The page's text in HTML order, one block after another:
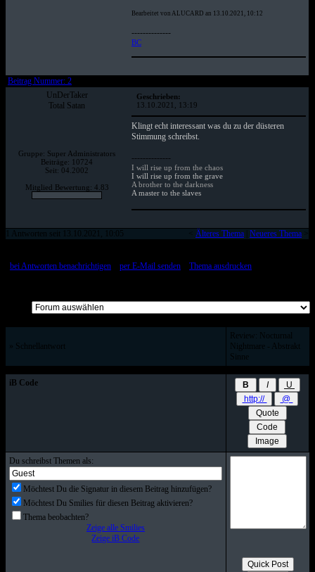
Bearbeitet von ALUCARD an 13.10.2021, 10:12
--------------
BC
Beitrag Nummer: 2
UnDerTaker
Total Satan
Gruppe: Super Administrators
Beiträge: 10724
Seit: 04.2002
Mitglied Bewertung: 4.83
Geschrieben:
13.10.2021, 13:19
Klingt echt interessant was du zu der düsteren
Stimmung schreibst.
--------------
I will rise up from the chaos
I will rise up from the grave
A brother to the darkness
A master to the slaves
1 Antworten seit 13.10.2021, 10:05 Älteres Thema| Neueres Thema>
bei Antworten benachrichtigen:: per E-Mail senden:: Thema ausdrucken]
» Schnellantwort
Review: Nocturnal
Nightmare - Abstrakt
Sinne
iB Code
Du schreibst Themen als:
Möchtest Du die Signatur in diesem Beitrag hinzufügen?
Möchtest Du Smilies für diesen Beitrag aktivieren?
Thema beobachten?
Zeige alle Smilies
Zeige iB Code